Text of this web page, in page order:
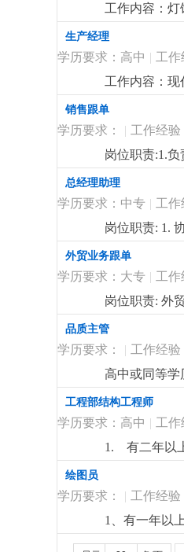
工作内容：
看懂bom表和
生产经理
学历要求：高中 | 工作
工作内容：
代潮流设计款
销售跟单
学历要求：
| 工作经验
岗位职责:1.
宜岗位要求
亲和力强5.具
总经理助理
学历要求：中专 | 工作
岗位职责: 1.
员工招聘、入
督办与落地；
心、有责任心
外贸业务跟单
学历要求：大专 | 工作
岗位职责: 外
企业工作经验
品质主管
学历要求：
| 工作经验
高中或同等学
工程部结构工程师
学历要求：高中 | 工作
1. 有二年以
绘图员
学历要求：
| 工作经验
1、有一年以